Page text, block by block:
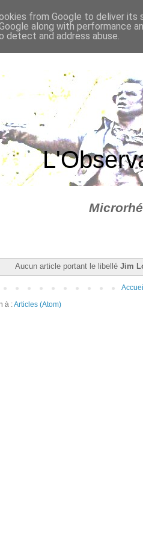
Aucun article portant le libellé Jim
Accueil
à :Articles (Atom)
from Google to deliver its
along with performance
detect and address abuse.